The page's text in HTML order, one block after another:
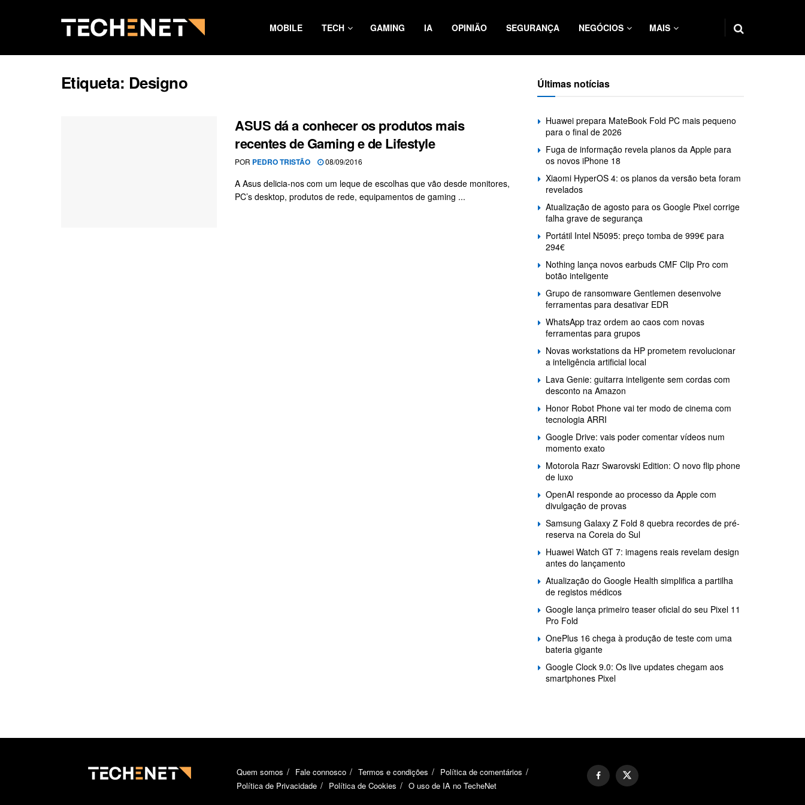
MOBILE TECH GAMING IA OPINIÃO SEGURANÇA NEGÓCIOS MAIS
Etiqueta: Designo
ASUS dá a conhecer os produtos mais
recentes de Gaming e de Lifestyle
POR PEDRO TRISTÃO 08/09/2016
A Asus delicia-nos com um leque de escolhas que vão desde monitores,
PC’s desktop, produtos de rede, equipamentos de gaming ...
Últimas notícias
Huawei prepara MateBook Fold PC mais pequeno
para o final de 2026
Fuga de informação revela planos da Apple para
os novos iPhone 18
Xiaomi HyperOS 4: os planos da versão beta foram
revelados
Atualização de agosto para os Google Pixel corrige
falha grave de segurança
Portátil Intel N5095: preço tomba de 999€ para
294€
Nothing lança novos earbuds CMF Clip Pro com
botão inteligente
Grupo de ransomware Gentlemen desenvolve
ferramentas para desativar EDR
WhatsApp traz ordem ao caos com novas
ferramentas para grupos
Novas workstations da HP prometem revolucionar
a inteligência artificial local
Lava Genie: guitarra inteligente sem cordas com
desconto na Amazon
Honor Robot Phone vai ter modo de cinema com
tecnologia ARRI
Google Drive: vais poder comentar vídeos num
momento exato
Motorola Razr Swarovski Edition: O novo flip phone
de luxo
OpenAI responde ao processo da Apple com
divulgação de provas
Samsung Galaxy Z Fold 8 quebra recordes de pré-
reserva na Coreia do Sul
Huawei Watch GT 7: imagens reais revelam design
antes do lançamento
Atualização do Google Health simplifica a partilha
de registos médicos
Google lança primeiro teaser oficial do seu Pixel 11
Pro Fold
OnePlus 16 chega à produção de teste com uma
bateria gigante
Google Clock 9.0: Os live updates chegam aos
smartphones Pixel
Quem somos Fale connosco Termos e condições
Política de comentários
Política de Privacidade
Política de Cookies O uso de IA no TecheNet